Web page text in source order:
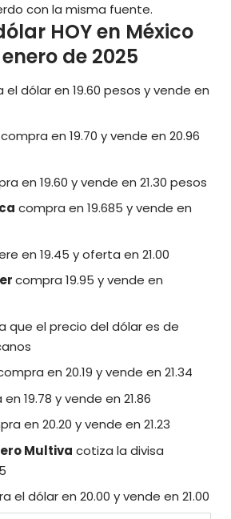
con la misma fuente.
HOY en México
de 2025
el dólar en 19.60 pesos y vende en
compra en 19.70 y vende en 20.96
en 19.60 y vende en 21.30 pesos
compra en 19.685 y vende en
en 19.45 y oferta en 21.00
compra 19.95 y vende en
que el precio del dólar es de
en 20.19 y vende en 21.34
19.78 y vende en 21.86
en 20.20 y vende en 21.23
Multiva cotiza la divisa
el dólar en 20.00 y vende en 21.00